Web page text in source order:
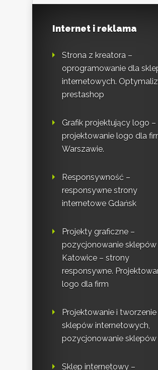
Internet i reklama
Strona z kreatora –
oprogramowanie dla
internetowych.
prestashop
Grafik projektujący logo –
projektowanie logo dla
Warszawie.
Responsywność –
responsywne strony
internetowe Gdańsk
Projekty graficzne –
pozycjonowanie sklepów
Katowice – strony
responsywne.
logo dla firm
Projektowanie i tworzenie
sklepów internetowych,
pozycjonowanie sklepów
Sklep internetowy –